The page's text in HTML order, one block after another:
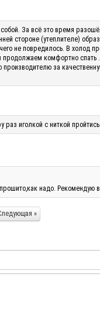
За всё это время
стороне (утеплителе)
не повредилось. В холод
комфортно спать
за
иголкой с ниткой
надо. Рекомендую
»